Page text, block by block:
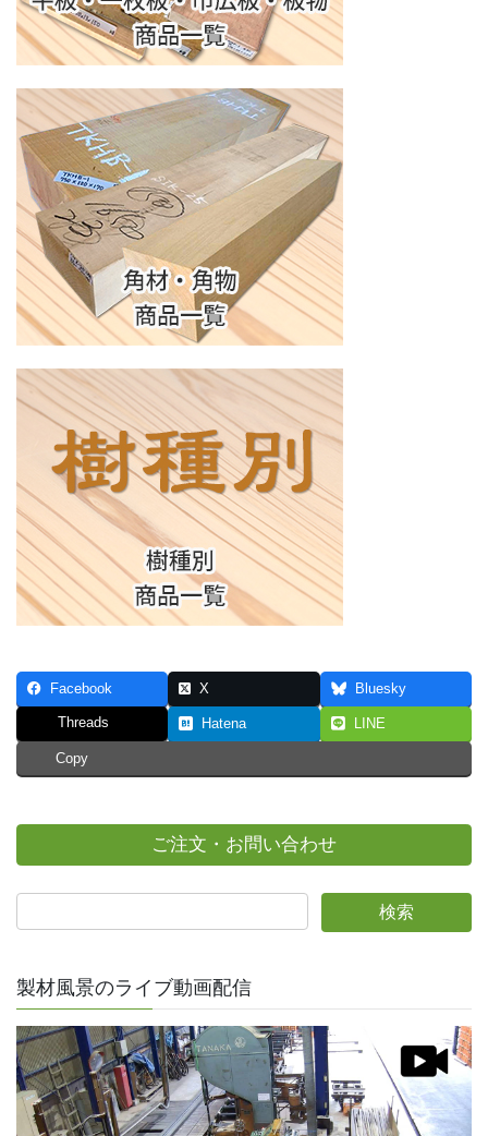
Facebook X Bluesky
Threads Hatena LINE
Copy
ご注文・お問い合わせ
製材風景のライブ動画配信